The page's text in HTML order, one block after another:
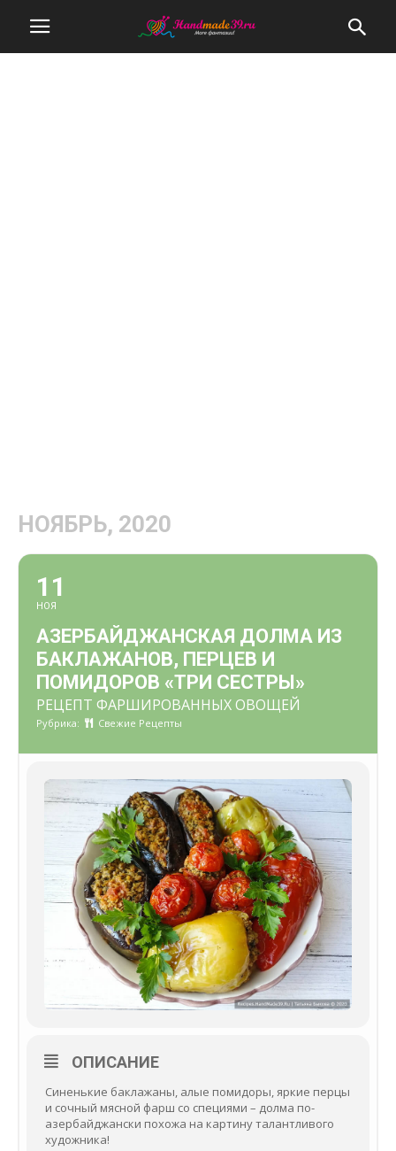
НОЯБРЬ, 2020
11
НОЯ
АЗЕРБАЙДЖАНСКАЯ ДОЛМА ИЗ
БАКЛАЖАНОВ, ПЕРЦЕВ И
ПОМИДОРОВ «ТРИ СЕСТРЫ»
РЕЦЕПТ ФАРШИРОВАННЫХ ОВОЩЕЙ
Рубрика: Свежие Рецепты
ОПИСАНИЕ
Синенькие баклажаны, алые помидоры, яркие перцы
и сочный мясной фарш со специями – долма по-
азербайджански похожа на картину талантливого
художника!